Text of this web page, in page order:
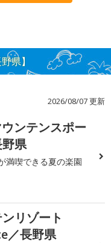
県】
2026/08/07 更新
ンテンスポー
県
満喫できる夏の楽園
リゾート
／長野県